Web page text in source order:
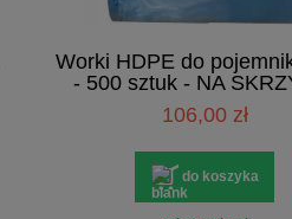
Worki HDPE do
- 500 sztuk - NA
106,00 zł
do koszyka